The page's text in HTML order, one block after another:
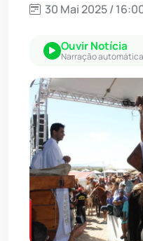
30 Mai 2025 /
Ouvir Notícia
Narração